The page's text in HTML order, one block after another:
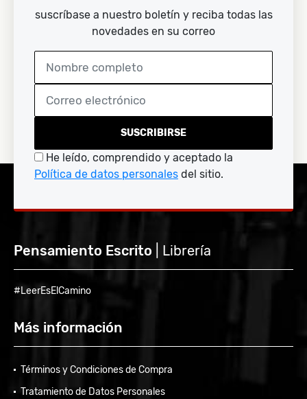
suscríbase a nuestro boletín y reciba todas las
novedades en su correo
SUSCRIBIRSE
He leído, comprendido y aceptado la
Política de datos personales del sitio.
Pensamiento Escrito | Librería
#LeerEsElCamino
Más información
Términos y Condiciones de Compra
Tratamiento de Datos Personales